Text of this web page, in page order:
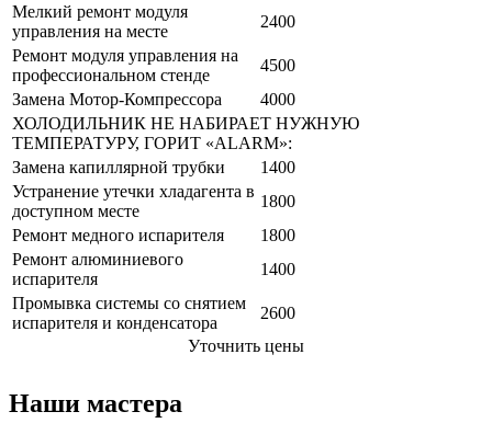
Мелкий ремонт модуля
управления на месте
2400
Ремонт модуля управления на
профессиональном стенде
4500
Замена Мотор-Компрессора
4000
ХОЛОДИЛЬНИК НЕ НАБИРАЕТ НУЖНУЮ
ТЕМПЕРАТУРУ, ГОРИТ «ALARM»:
Замена капиллярной трубки
1400
Устранение утечки хладагента в
доступном месте
1800
Ремонт медного испарителя
1800
Ремонт алюминиевого
испарителя
1400
Промывка системы со снятием
испарителя и конденсатора
2600
Уточнить цены
Наши мастера